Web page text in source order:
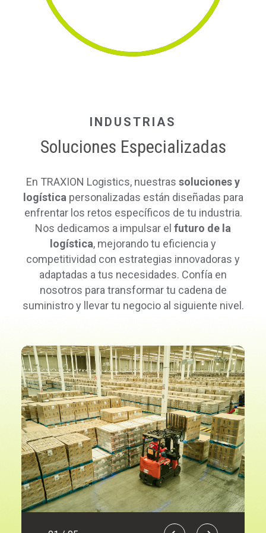
INDUSTRIAS
Soluciones Especializadas
En TRAXION Logistics, nuestras soluciones y
logística personalizadas están diseñadas para
enfrentar los retos específicos de tu industria.
Nos dedicamos a impulsar el futuro de la
logística, mejorando tu eficiencia y
competitividad con estrategias innovadoras y
adaptadas a tus necesidades. Confía en
nosotros para transformar tu cadena de
suministro y llevar tu negocio al siguiente nivel.